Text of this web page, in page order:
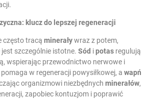
klucz do lepszej regeneracji
często tracą mineraływraz z potem,
szczególnie istotne. Sód ipotas regulują
wspierając przewodnictwo nerwowe i
pomaga w regeneracji powysiłkowej, a wapń
organizmowi niezbędnych minerałów,
zapobiec kontuzjom i poprawić